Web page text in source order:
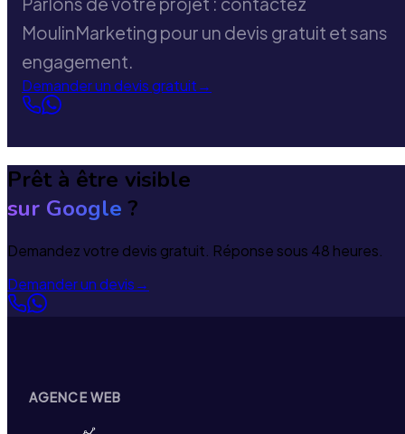
MoulinMarketing pour un devis gratuit et sans
engagement.
Demander un devis gratuit→
Prêt à être visible
sur Google ?
Demandez votre devis gratuit. Réponse sous 48 heures.
Demander un devis→
AGENCE WEB